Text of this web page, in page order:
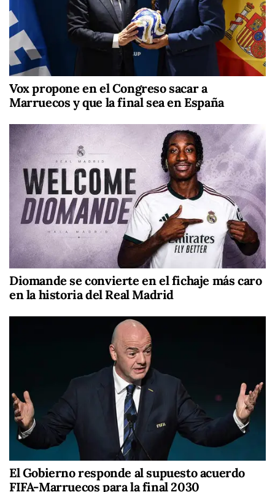
Vox propone en el Congreso sacar a
Marruecos y que la final sea en España
Diomande se convierte en el fichaje más caro
en la historia del Real Madrid
El Gobierno responde al supuesto acuerdo
FIFA-Marruecos para la final 2030